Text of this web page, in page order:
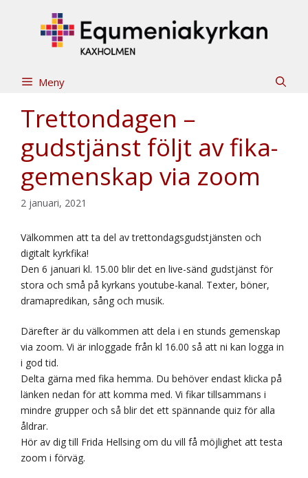
Meny
Trettondagen –
gudstjänst följt av fika-
gemenskap via zoom
2 januari, 2021
Välkommen att ta del av trettondagsgudstjänsten och
digitalt kyrkfika!
Den 6 januari kl. 15.00 blir det en live-sänd gudstjänst för
stora och små på kyrkans youtube-kanal. Texter, böner,
dramapredikan, sång och musik.
Därefter är du välkommen att dela i en stunds gemenskap
via zoom. Vi är inloggade från kl 16.00 så att ni kan logga in
i god tid.
Delta gärna med fika hemma. Du behöver endast klicka på
länken nedan för att komma med. Vi fikar tillsammans i
mindre grupper och så blir det ett spännande quiz för alla
åldrar.
Hör av dig till Frida Hellsing om du vill få möjlighet att testa
zoom i förväg.